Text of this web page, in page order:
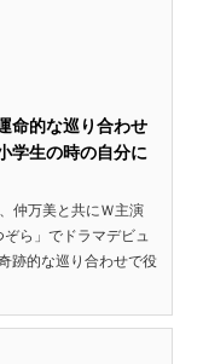
命的な巡り合わせ
学生の時の自分に
仲万美と共にＷ主演
ら」でドラマデビュ
跡的な巡り合わせで役